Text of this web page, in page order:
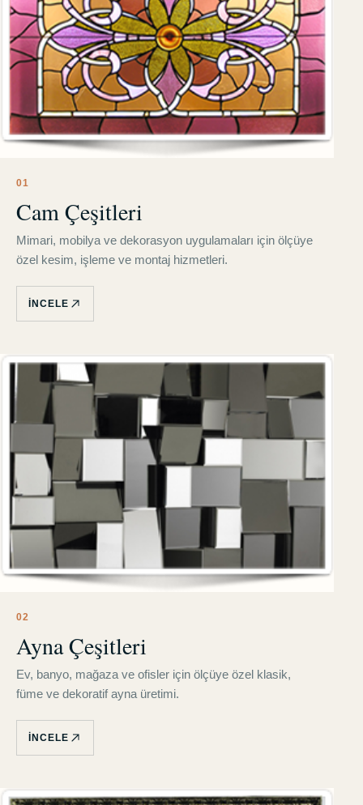
01
Cam Çeşitleri
Mimari, mobilya ve dekorasyon uygulamaları için ölçüye
özel kesim, işleme ve montaj hizmetleri.
İNCELE
02
Ayna Çeşitleri
Ev, banyo, mağaza ve ofisler için ölçüye özel klasik,
füme ve dekoratif ayna üretimi.
İNCELE